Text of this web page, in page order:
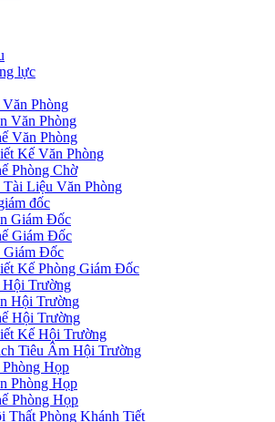
lực
Phòng
Văn Phòng
Văn Phòng
Kế Văn Phòng
Phòng Chờ
Tài Liệu Văn Phòng
đốc
Giám Đốc
Giám Đốc
Giám Đốc
Kế Phòng Giám Đốc
Trường
Hội Trường
Hội Trường
Kế Hội Trường
Tiêu Âm Hội Trường
Họp
Phòng Họp
Phòng Họp
Thất Phòng Khánh Tiết